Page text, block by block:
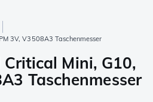
3V, V3508A3 Taschenmesser
Mini, G10,
Taschenmesser